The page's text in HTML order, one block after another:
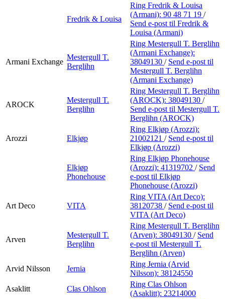
Fredrik & Louisa
Ring Fredrik & Louisa
(Armani): 90 48 71 19 /
Send e-post til Fredrik &
Louisa (Armani)
Armani Exchange
Mestergull T.
Berglihn
Ring Mestergull T. Berglihn
(Armani Exchange):
38049130 / Send e-post til
Mestergull T. Berglihn
(Armani Exchange)
AROCK
Mestergull T.
Berglihn
Ring Mestergull T. Berglihn
(AROCK): 38049130 /
Send e-post til Mestergull T.
Berglihn (AROCK)
Arozzi Elkjøp
Ring Elkjøp (Arozzi):
21002121 / Send e-post til
Elkjøp (Arozzi)
Elkjøp
Phonehouse
Ring Elkjøp Phonehouse
(Arozzi): 41319702 / Send
e-post til Elkjøp
Phonehouse (Arozzi)
Art Deco VITA
Ring VITA (Art Deco):
38120738 / Send e-post til
VITA (Art Deco)
Arven
Mestergull T.
Berglihn
Ring Mestergull T. Berglihn
(Arven): 38049130 / Send
e-post til Mestergull T.
Berglihn (Arven)
Arvid Nilsson
Jernia
Ring Jernia (Arvid
Nilsson): 38124550
Asaklitt
Clas Ohlson
Ring Clas Ohlson
(Asaklitt): 23214000